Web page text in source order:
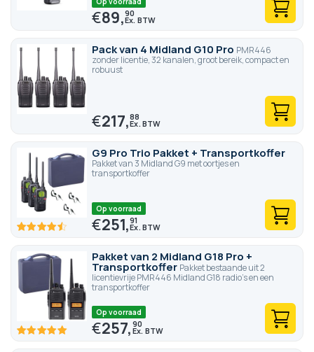
€89,90
Pack van 4 Midland G10 Pro PMR446
zonder licentie, 32 kanalen, groot bereik, compact en
robuust
€217,88
G9 Pro Trio Pakket + Transportkoffer
Pakket van 3 Midland G9 met oortjes en
transportkoffer
90 100
Op voorraad
€251,91
Pakket van 2 Midland G18 Pro +
Transportkoffer Pakket bestaande uit 2
licentievrije PMR446 Midland G18 radio's en een
transportkoffer
100 100
Op voorraad
€257,90